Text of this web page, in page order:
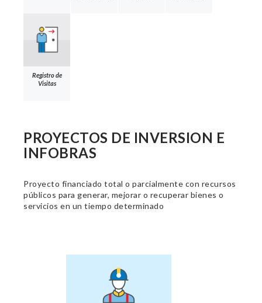
Registro de
Visitas
PROYECTOS DE INVERSION E
INFOBRAS
Proyecto financiado total o parcialmente con recursos
públicos para generar, mejorar o recuperar bienes o
servicios en un tiempo determinado